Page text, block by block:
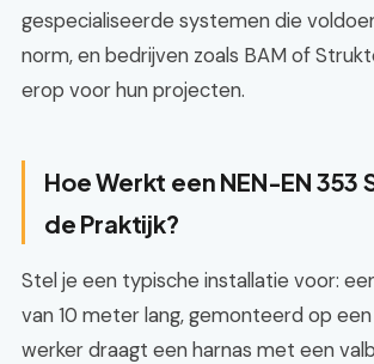
gespecialiseerde systemen die
norm, en bedrijven zoals BAM of
erop voor hun projecten.
Hoe Werkt een NEN-EN 353
de Praktijk?
Stel je een typische installatie voor:
van 10 meter lang, gemonteerd op
werker draagt een harnas met een